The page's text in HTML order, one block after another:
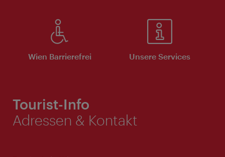
Wien Barrierefrei Unsere Services
Tourist-Info
Adressen & Kontakt